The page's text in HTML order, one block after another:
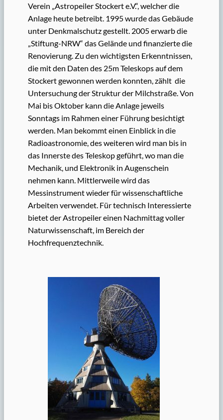
Verein „Astropeiler Stockert e.V.“, welcher die
Anlage heute betreibt. 1995 wurde das Gebäude
unter Denkmalschutz gestellt. 2005 erwarb die
„Stiftung-NRW“ das Gelände und finanzierte die
Renovierung. Zu den wichtigsten Erkenntnissen,
die mit den Daten des 25m Teleskops auf dem
Stockert gewonnen werden konnten, zählt die
Untersuchung der Struktur der Milchstraße. Von
Mai bis Oktober kann die Anlage jeweils
Sonntags im Rahmen einer Führung besichtigt
werden. Man bekommt einen Einblick in die
Radioastronomie, des weiteren wird man bis in
das Innerste des Teleskop geführt, wo man die
Mechanik, und Elektronik in Augenschein
nehmen kann. Mittlerweile wird das
Messinstrument wieder für wissenschaftliche
Arbeiten verwendet. Für technisch Interessierte
bietet der Astropeiler einen Nachmittag voller
Naturwissenschaft, im Bereich der
Hochfrequenztechnik.